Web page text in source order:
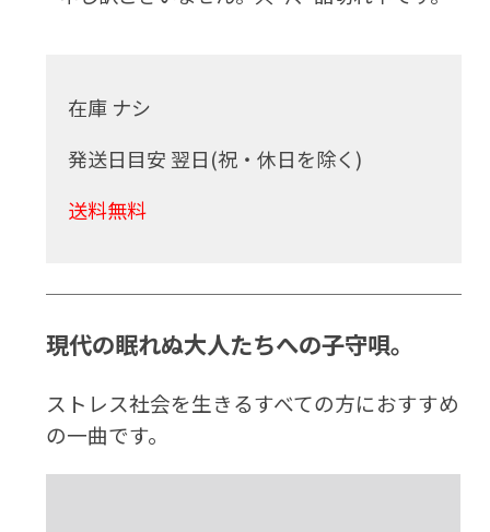
在庫 ナシ
発送日目安 翌日(祝・休日を除く)
送料無料
現代の眠れぬ大人たちへの子守唄。
ストレス社会を生きるすべての方におすすめ
の一曲です。